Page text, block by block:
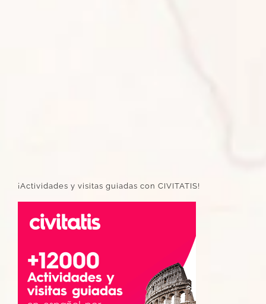
¡Actividades y visitas guiadas con CIVITATIS!